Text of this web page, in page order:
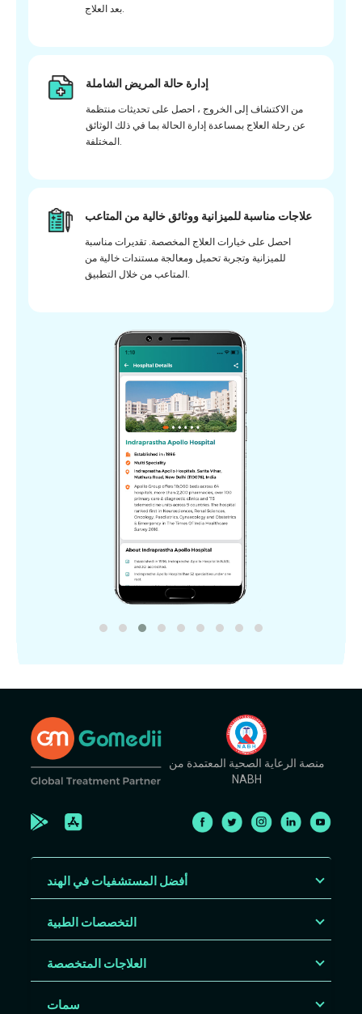
بعد العلاج.
إدارة حالة المريض الشاملة
من الاكتشاف إلى الخروج ، احصل على تحديثات منتظمة
عن رحلة العلاج بمساعدة إدارة الحالة بما في ذلك الوثائق
المختلفة.
علاجات مناسبة للميزانية ووثائق خالية من المتاعب
احصل على خيارات العلاج المخصصة. تقديرات مناسبة
للميزانية وتجربة تحميل ومعالجة مستندات خالية من
المتاعب من خلال التطبيق.
منصة الرعاية الصحية المعتمدة من
NABH
أفضل المستشفيات في الهند
التخصصات الطبية
العلاجات المتخصصة
سمات